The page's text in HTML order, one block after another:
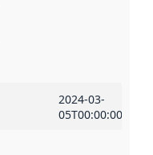
2024-03-
05T00:00:00Z